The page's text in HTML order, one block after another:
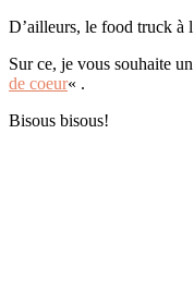
D’ailleurs, le food truck à
Sur ce, je vous souhaite
de coeur« .
Bisous bisous!